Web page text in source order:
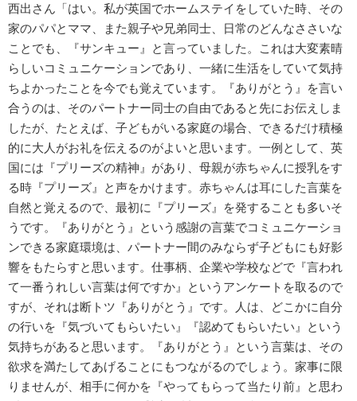
西出さん「はい。私が英国でホームステイをしていた時、その
家のパパとママ、また親子や兄弟同士、日常のどんなささいな
ことでも、『サンキュー』と言っていました。これは大変素晴
らしいコミュニケーションであり、一緒に生活をしていて気持
ちよかったことを今でも覚えています。『ありがとう』を言い
合うのは、そのパートナー同士の自由であると先にお伝えしま
したが、たとえば、子どもがいる家庭の場合、できるだけ積極
的に大人がお礼を伝えるのがよいと思います。一例として、英
国には『プリーズの精神』があり、母親が赤ちゃんに授乳をす
る時『プリーズ』と声をかけます。赤ちゃんは耳にした言葉を
自然と覚えるので、最初に『プリーズ』を発することも多いそ
うです。『ありがとう』という感謝の言葉でコミュニケーショ
ンできる家庭環境は、パートナー間のみならず子どもにも好影
響をもたらすと思います。仕事柄、企業や学校などで『言われ
て一番うれしい言葉は何ですか』というアンケートを取るので
すが、それは断トツ『ありがとう』です。人は、どこかに自分
の行いを『気づいてもらいたい』『認めてもらいたい』という
気持ちがあると思います。『ありがとう』という言葉は、その
欲求を満たしてあげることにもつながるのでしょう。家事に限
りませんが、相手に何かを『やってもらって当たり前』と思わ